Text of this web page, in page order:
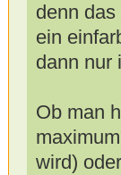
denn
ein
dann nur
Ob man
wird)